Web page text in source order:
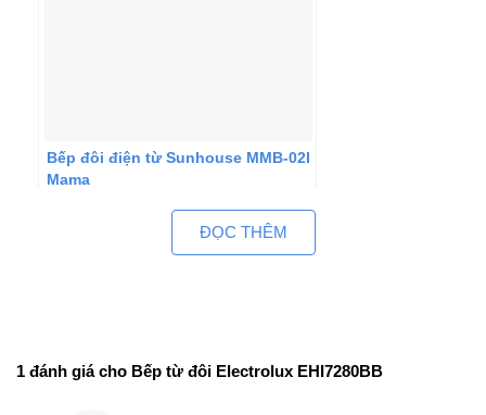
Bếp đôi điện từ Sunhouse MMB-02I
Mama
ĐỌC THÊM
1 đánh giá cho Bếp từ đôi Electrolux EHI7280BB